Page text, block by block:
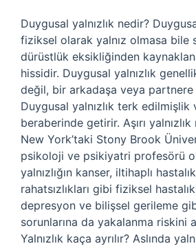
Duygusal yalnızlık nedir?
fiziksel olarak yalnız olmasa bile
dürüstlük eksikliğinden
hissidir. Duygusal yalnızlık
değil, bir arkadaşa veya
Duygusal yalnızlık terk
beraberinde getirir. Aşırı
New York’taki Stony Brook
psikoloji ve psikiyatri profesörü
yalnızlığın kanser, iltihaplı
rahatsızlıkları gibi fiziksel
depresyon ve bilişsel gerileme
sorunlarına da yakalanma riskini
Yalnızlık kaça ayrılır? Aslında